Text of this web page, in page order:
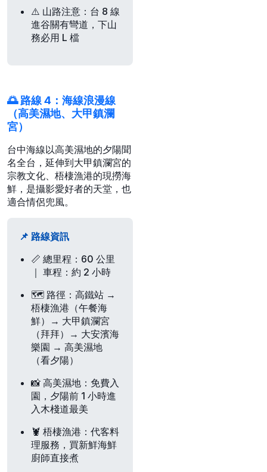
⚠️ 山路注意 ：台 8 線
進谷關有彎道，下山
務必用 L 檔
🌅 路線 4：海線浪漫線
（高美濕地、大甲鎮瀾
宮）
台中海線以高美濕地的夕陽聞
名全台，延伸到大甲鎮瀾宮的
宗教文化、梧棲漁港的現撈海
鮮，是攝影愛好者的天堂，也
適合情侶兜風。
📌 路線資訊
📏 總里程 ：60 公里
｜ 車程 ：約 2 小時
🗺️ 路徑 ：高鐵站 →
梧棲漁港（午餐海
鮮）→ 大甲鎮瀾宮
（拜拜）→ 大安濱海
樂園 → 高美濕地
（看夕陽）
📸 高美濕地 ：免費入
園，夕陽前 1 小時進
入木棧道最美
🦞 梧棲漁港 ：代客料
理服務，買新鮮海鮮
廚師直接煮